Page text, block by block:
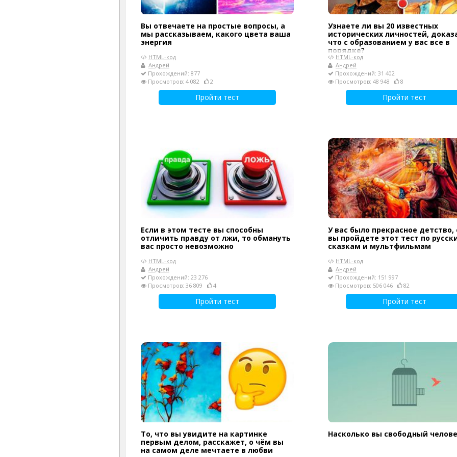
Вы отвечаете на простые вопросы, а
мы рассказываем, какого цвета ваша
энергия
HTML-код
Андрей
Прохождений: 877
Просмотров: 4 082
2
Пройти тест
Узнаете ли вы 20 известных
исторических личностей,
что с образованием у вас все в
порядке?
HTML-код
Андрей
Прохождений: 31 402
Просмотров: 48 948
8
Пройти тест
Если в этом тесте вы способны
отличить правду от лжи, то обмануть
вас просто невозможно
HTML-код
Андрей
Прохождений: 23 276
Просмотров: 36 809
4
Пройти тест
У вас было прекрасное детство,
вы пройдете этот тест по
сказкам и мультфильмам
HTML-код
Андрей
Прохождений: 151 997
Просмотров: 506 046
82
Пройти тест
То, что вы увидите на картинке
первым делом, расскажет, о чём вы
на самом деле мечтаете в любви
Насколько вы свободный